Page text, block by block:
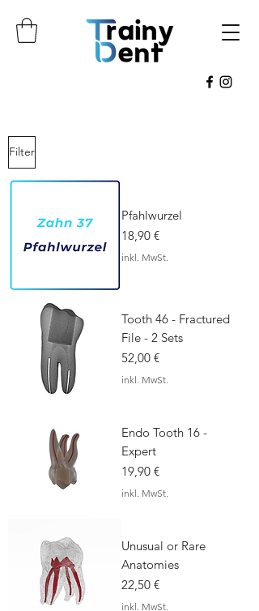
Filter
Pfahlwurzel
Preis
18,90 €
inkl. MwSt.
Tooth 46 - Fractured
File - 2 Sets
Preis
52,00 €
inkl. MwSt.
Endo Tooth 16 -
Expert
Preis
19,90 €
inkl. MwSt.
Unusual or Rare
Anatomies
Preis
22,50 €
inkl. MwSt.